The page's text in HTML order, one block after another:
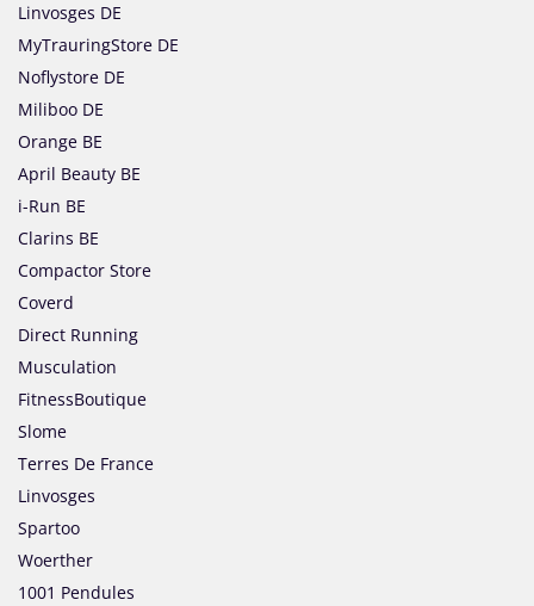
Linvosges DE
MyTrauringStore DE
Noflystore DE
Miliboo DE
Orange BE
April Beauty BE
i-Run BE
Clarins BE
Compactor Store
Coverd
Direct Running
Musculation
FitnessBoutique
Slome
Terres De France
Linvosges
Spartoo
Woerther
1001 Pendules